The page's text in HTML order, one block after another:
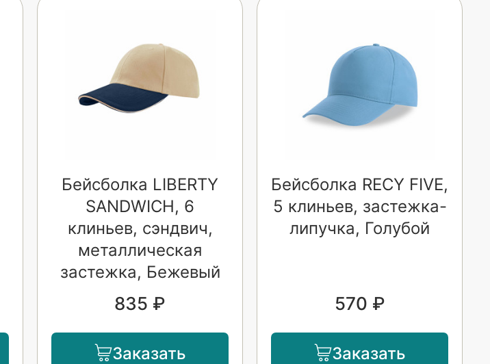
Бейсболка LIBERTY
SANDWICH, 6
клиньев, сэндвич,
металлическая
застежка, Бежевый
835 ₽
Заказать
Бейсболка RECY FIVE,
5 клиньев, застежка-
липучка, Голубой
570 ₽
Заказать